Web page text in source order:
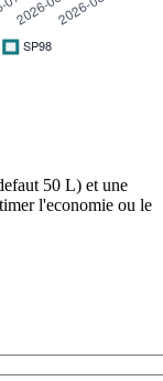
50 L) et une
l'economie ou le